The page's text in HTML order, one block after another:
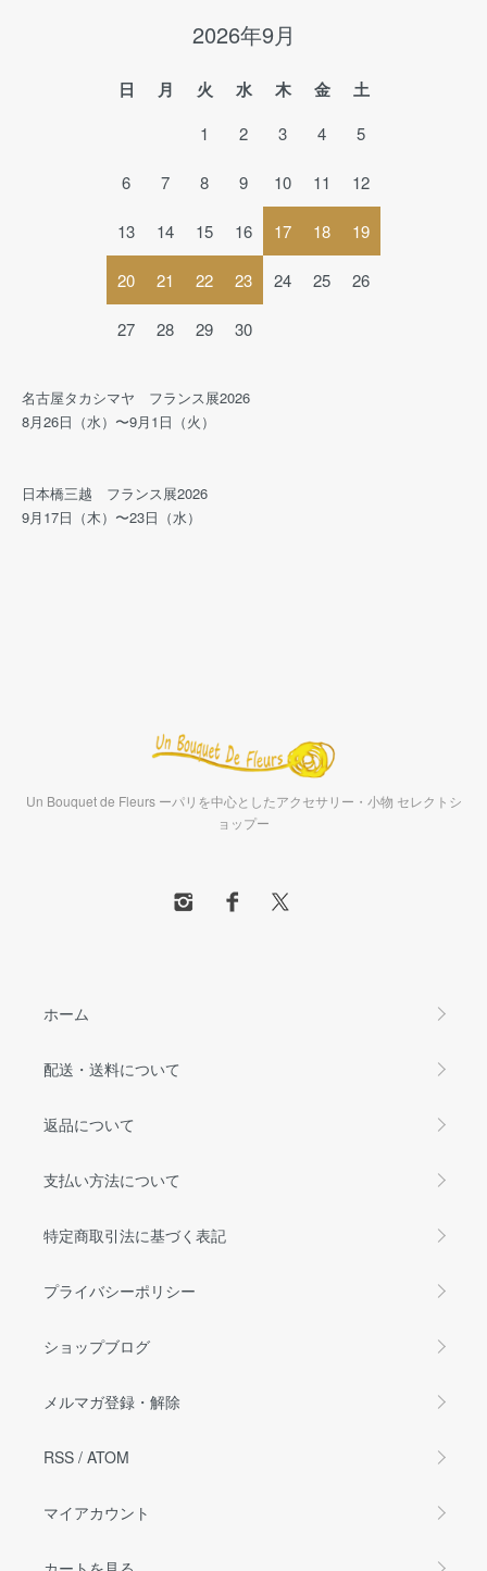
2026年9月
日 月 火 水 木 金 土
1 2 3 4 5
6 7 8 9 10 11 12
13 14 15 16 17 18 19
20 21 22 23 24 25 26
27 28 29 30
名古屋タカシマヤ フランス展2026
8月26日（水）〜9月1日（火）
日本橋三越 フランス展2026
9月17日（木）〜23日（水）
Un Bouquet de Fleurs ーパリを中心としたアクセサリー・小物 セレクトシ
ョップー
ホーム
配送・送料について
返品について
支払い方法について
特定商取引法に基づく表記
プライバシーポリシー
ショップブログ
メルマガ登録・解除
RSS / ATOM
マイアカウント